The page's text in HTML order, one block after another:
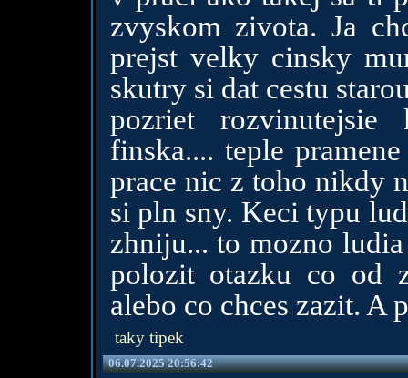
zvyskom zivota. Ja
prejst velky cinsky
skutry si dat cestu
pozriet rozvinutejsie
finska.... teple
prace nic z toho nikdy
si pln sny. Keci typu
zhniju... to mozno
polozit otazku co od
alebo co chces zazit. A
taky tipek
06.07.2025 20:56:42